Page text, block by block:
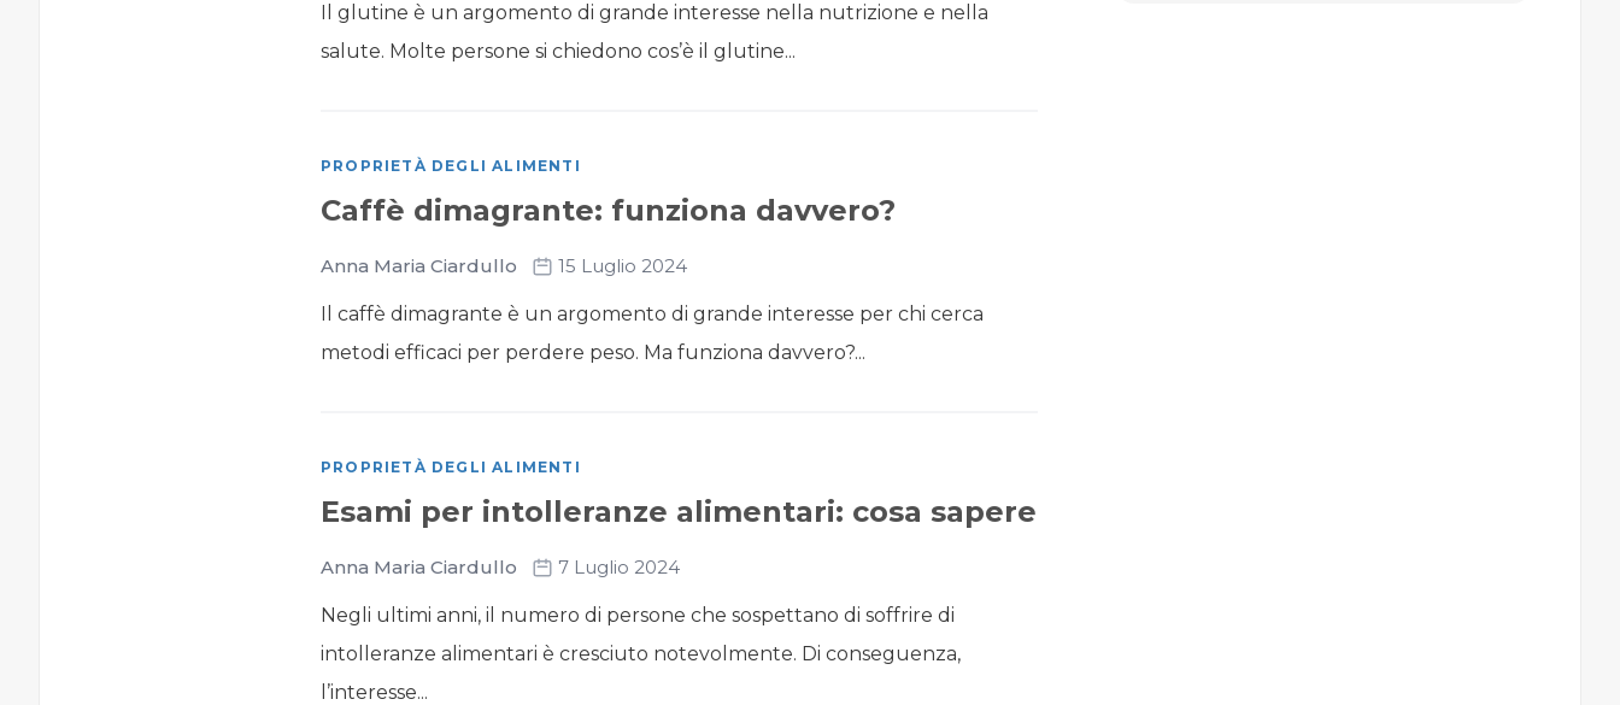
Il glutine è un argomento di grande interesse nella nutrizione e nella
salute. Molte persone si chiedono cos’è il glutine...
PROPRIETÀ DEGLI ALIMENTI
Caffè dimagrante: funziona davvero?
Anna Maria Ciardullo 15 Luglio 2024
Il caffè dimagrante è un argomento di grande interesse per chi cerca
metodi efficaci per perdere peso. Ma funziona davvero?...
PROPRIETÀ DEGLI ALIMENTI
Esami per intolleranze alimentari: cosa sapere
Anna Maria Ciardullo 7 Luglio 2024
Negli ultimi anni, il numero di persone che sospettano di soffrire di
intolleranze alimentari è cresciuto notevolmente. Di conseguenza,
l’interesse...